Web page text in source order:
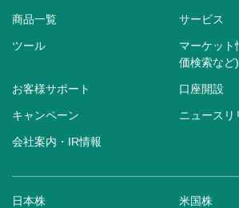
商品一覧 サービス
ツール
マーケット
価検索など)
お客様サポート 口座開設
キャンペーン ニュースリ
会社案内・IR情報
日本株 米国株